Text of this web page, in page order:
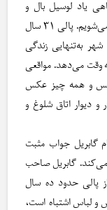
یاد لوسیل بال و
مسخره‌بازی‌های او می‌اندازد، آرام آرام وارد داستان می‌شویم. پالی ۳۱ سال
به‌تنهایی زندگی
وقت می‌دهد. مواقعی
کس و همه چیز عکس
دیوار اتاق شلوغ و
گابریل جواب مثبت
می‌کند. گابریل صاحب
پالی حدود ده سال
و لباس اشتباه است،